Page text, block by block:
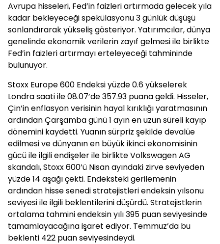
Avrupa hisseleri, Fed’in faizleri artırmada gelecek yıla
kadar bekleyeceği spekülasyonu 3 günlük düşüşü
sonlandırarak yükseliş gösteriyor. Yatırımcılar, dünya
genelinde ekonomik verilerin zayıf gelmesi ile birlikte
Fed’in faizleri artırmayı erteleyeceği tahmininde
bulunuyor.
Stoxx Europe 600 Endeksi yüzde 0.6 yükselerek
Londra saati ile 08.07’de 357.93 puana geldi. Hisseler,
Çin’in enflasyon verisinin hayal kırıklığı yaratmasının
ardından Çarşamba günü 1 ayın en uzun süreli kayıp
dönemini kaydetti. Yuanın sürpriz şekilde devalüe
edilmesi ve dünyanın en büyük ikinci ekonomisinin
gücü ile ilgili endişeler ile birlikte Volkswagen AG
skandalı, Stoxx 600’ü Nisan ayındaki zirve seviyeden
yüzde 14 aşağı çekti. Endeksteki gerilemenin
ardından hisse senedi stratejistleri endeksin yılsonu
seviyesi ile ilgili beklentilerini düşürdü. Stratejistlerin
ortalama tahmini endeksin yılı 395 puan seviyesinde
tamamlayacağına işaret ediyor. Temmuz’da bu
beklenti 422 puan seviyesindeydi.